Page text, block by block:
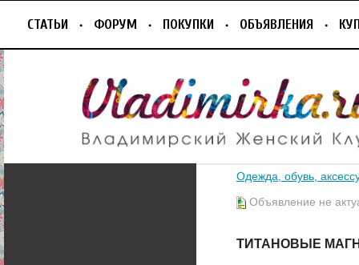
СТАТЬИ ФОРУМ ПОКУПКИ ОБЪЯВЛЕНИЯ
Одежда, обувь,
Объявление не
ТИТАНОВЫЕ